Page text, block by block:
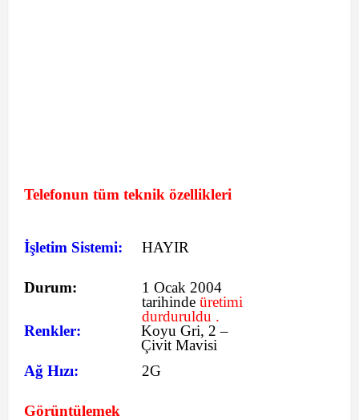
Telefonun tüm teknik özellikleri
İşletim Sistemi: HAYIR
Durum:
1 Ocak 2004
tarihinde üretimi
durduruldu .
Renkler:
Koyu Gri, 2 –
Çivit Mavisi
Ağ Hızı:
2G
Görüntülemek